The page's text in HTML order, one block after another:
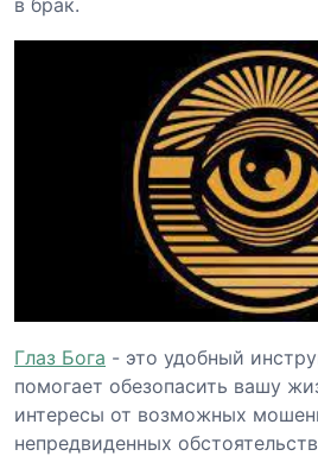
Глаз Бога - это удобный
помогает обезопасить вашу
интересы от возможных
непредвиденных